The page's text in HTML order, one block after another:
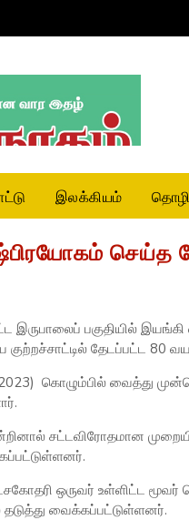
இலக்கியம்
இருபாலைப் பகுதியில் இயங்கி
குற்றச்சாட்டில் தேடப்பட்ட
கொழும்பில் வைத்து
சட்டவிரோதமான
ஒருவர் உள்ளிட்ட
வைக்கப்பட்டுள்ளனர்.